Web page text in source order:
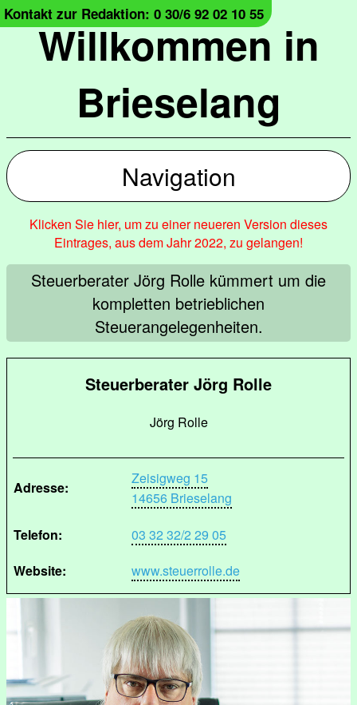
Willkommen in
Brieselang
Kontakt zur Redaktion: 0 30/6 92 02 10 55
Navigation
Klicken Sie hier, um zu einer neueren Version dieses
Eintrages, aus dem Jahr 2022, zu gelangen!
Steuerberater Jörg Rolle kümmert um die
kompletten betrieblichen
Steuerangelegenheiten.
Steuerberater Jörg Rolle
Jörg Rolle
Adresse:
Zeisigweg 15
14656 Brieselang
Telefon:
03 32 32/2 29 05
Website:
www.steuerrolle.de